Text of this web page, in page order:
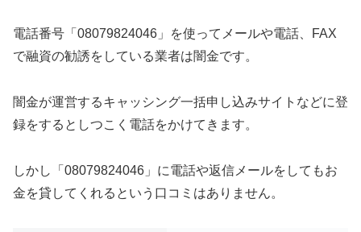
電話番号「08079824046」を使ってメールや電話、FAX
で融資の勧誘をしている業者は闇金です。
闇金が運営するキャッシング一括申し込みサイトなどに登
録をするとしつこく電話をかけてきます。
しかし「08079824046」に電話や返信メールをしてもお
金を貸してくれるという口コミはありません。